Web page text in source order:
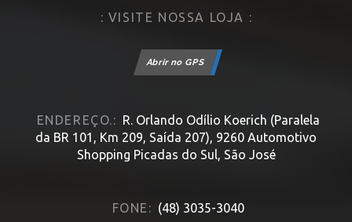
: VISITE NOSSA LOJA :
Abrir no GPS
ENDEREÇO.: R. Orlando Odílio Koerich (Paralela
da BR 101, Km 209, Saída 207), 9260 Automotivo
Shopping Picadas do Sul, São José
FONE: (48) 3035-3040